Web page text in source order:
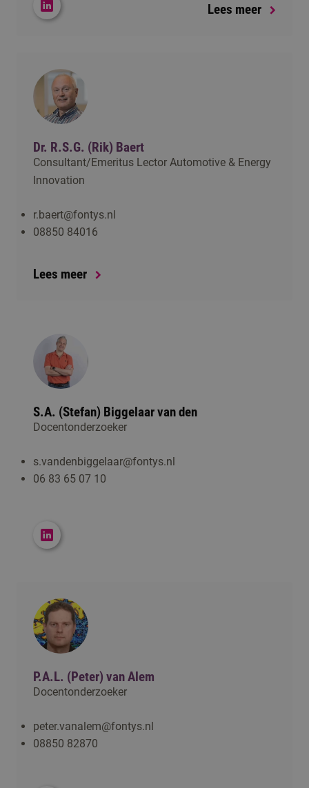
Lees meer
Dr. R.S.G. (Rik) Baert
Consultant/Emeritus Lector Automotive & Energy
Innovation
r.baert@fontys.nl
08850 84016
Lees meer
S.A. (Stefan) Biggelaar van den
Docentonderzoeker
s.vandenbiggelaar@fontys.nl
06 83 65 07 10
P.A.L. (Peter) van Alem
Docentonderzoeker
peter.vanalem@fontys.nl
08850 82870